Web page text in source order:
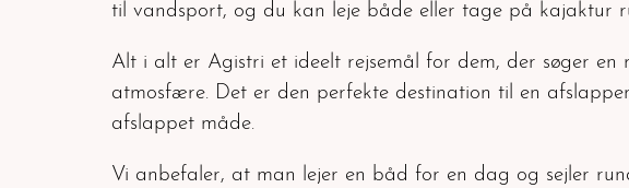
til vandsport, og du kan leje både eller tage på kajaktur
Alt i alt er Agistri et ideelt rejsemål for dem, der søger
atmosfære. Det er den perfekte destination til en
afslappet måde.
Vi anbefaler, at man lejer en båd for en dag og sejler